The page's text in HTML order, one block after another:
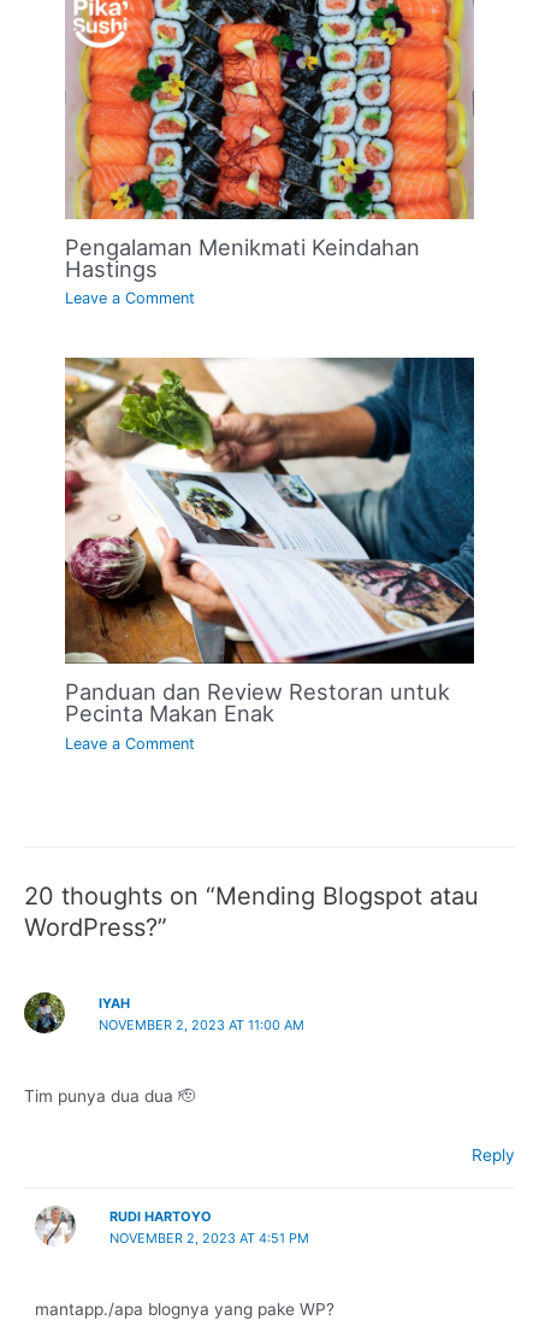
Pengalaman Menikmati Keindahan
Hastings
Leave a Comment
Panduan dan Review Restoran untuk
Pecinta Makan Enak
Leave a Comment
20 thoughts on “Mending Blogspot atau
WordPress?”
IYAH
NOVEMBER 2, 2023 AT 11:00 AM
Tim punya dua dua 🫡
Reply
RUDI HARTOYO
NOVEMBER 2, 2023 AT 4:51 PM
mantapp./apa blognya yang pake WP?